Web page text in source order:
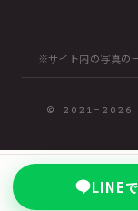
※サイト内の写真の
© 2021-2026
LINE